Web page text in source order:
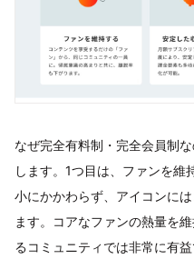
なぜ完全有料制・完全会員制
します。1つ目は、ファンを
小にかかわらず、アイコンに
ます。コアなファンの熱量を
るコミュニティでは非常に有益